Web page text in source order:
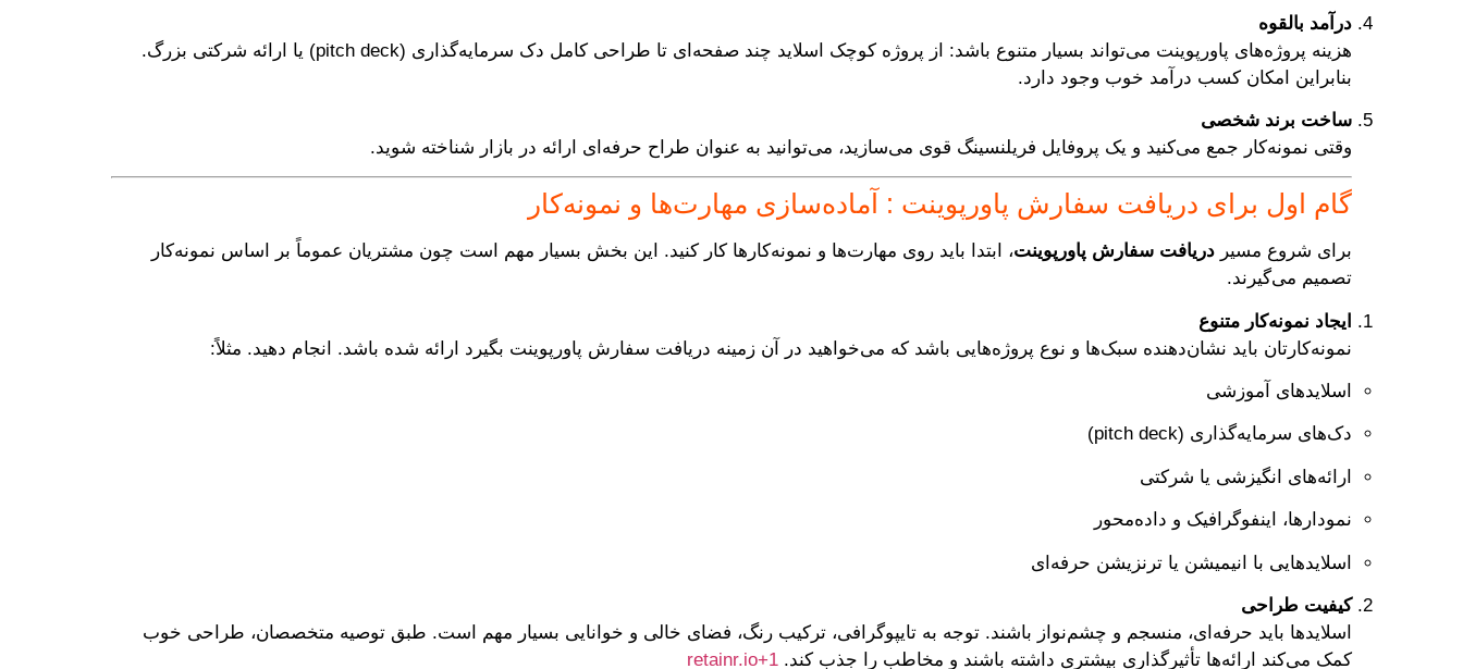
درآمد بالقوه
هزینه پروژه‌های پاورپوینت می‌تواند بسیار متنوع باشد: از پروژه کوچک اسلاید چند صفحه‌ای تا طراحی کامل دک سرمایه‌گذاری (pitch deck) یا ارائه شرکتی بزرگ.
بنابراین امکان کسب درآمد خوب وجود دارد.
ساخت برند شخصی
وقتی نمونه‌کار جمع می‌کنید و یک پروفایل فریلنسینگ قوی می‌سازید، می‌توانید به عنوان طراح حرفه‌ای ارائه در بازار شناخته شوید.
گام اول برای دریافت سفارش پاورپوینت : آماده‌سازی مهارت‌ها و نمونه‌کار
برای شروع مسیر دریافت سفارش پاورپوینت، ابتدا باید روی مهارت‌ها و نمونه‌کارها کار کنید. این بخش بسیار مهم است چون مشتریان عموماً بر اساس نمونه‌کار
تصمیم می‌گیرند.
ایجاد نمونه‌کار متنوع
نمونه‌کارتان باید نشان‌دهنده سبک‌ها و نوع پروژه‌هایی باشد که می‌خواهید در آن زمینه دریافت سفارش پاورپوینت بگیرد ارائه شده باشد. انجام دهید. مثلاً:
اسلایدهای آموزشی
دک‌های سرمایه‌گذاری (pitch deck)
ارائه‌های انگیزشی یا شرکتی
نمودارها، اینفوگرافیک و داده‌محور
اسلایدهایی با انیمیشن یا ترنزیشن حرفه‌ای
کیفیت طراحی
اسلایدها باید حرفه‌ای، منسجم و چشم‌نواز باشند. توجه به تایپوگرافی، ترکیب رنگ، فضای خالی و خوانایی بسیار مهم است. طبق توصیه متخصصان، طراحی خوب
کمک می‌کند ارائه‌ها تأثیرگذاری بیشتری داشته باشند و مخاطب را جذب کند.
retainr.io+1